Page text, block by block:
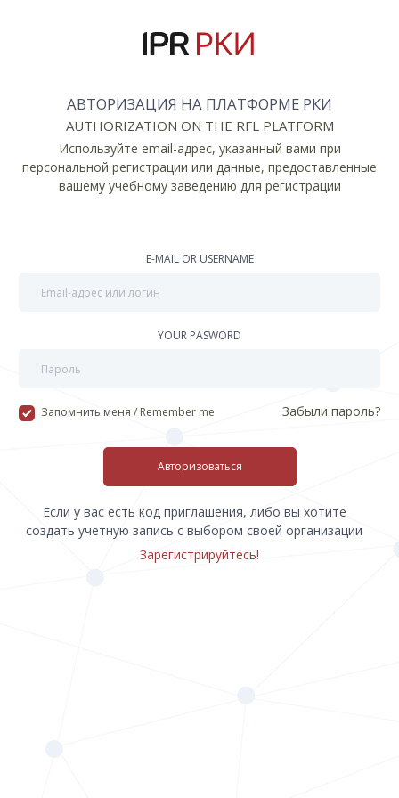
АВТОРИЗАЦИЯ НА ПЛАТФОРМЕ РКИ
AUTHORIZATION ON THE RFL PLATFORM
Используйте email-адрес, указанный вами при
персональной регистрации или данные, предоставленные
вашему учебному заведению для регистрации
E-MAIL OR USERNAME
YOUR PASWORD
Запомнить меня / Remember me Забыли пароль?
Авторизоваться
Если у вас есть код приглашения, либо вы хотите
создать учетную запись с выбором своей организации
Зарегистрируйтесь!